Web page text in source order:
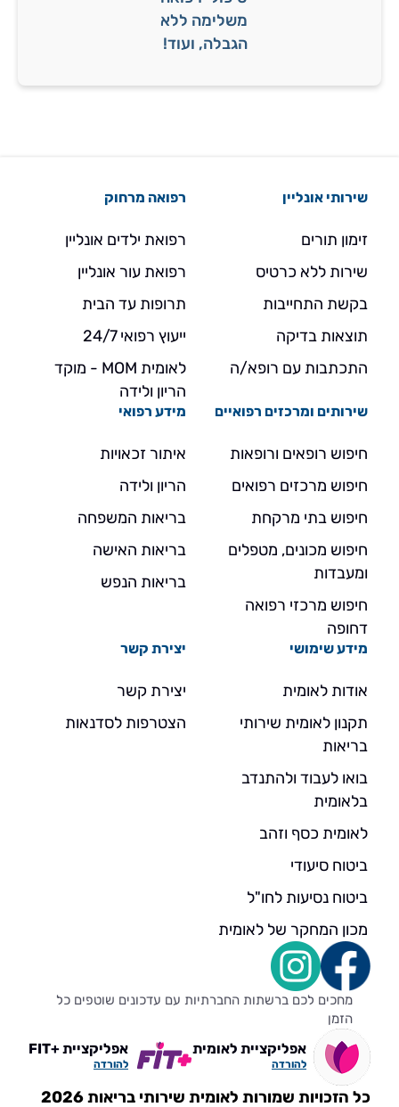
משלימה ללא
הגבלה, ועוד!
שירותי אונליין
זימון תורים
שירות ללא כרטיס
בקשת התחייבות
תוצאות בדיקה
התכתבות עם רופא/ה
רפואה מרחוק
רפואת ילדים אונליין
רפואת עור אונליין
תרופות עד הבית
ייעוץ רפואי 24/7
לאומית MOM - מוקד
הריון ולידה
שירותים ומרכזים רפואיים
חיפוש רופאים ורופאות
חיפוש מרכזים רפואים
חיפוש בתי מרקחת
חיפוש מכונים, מטפלים
ומעבדות
חיפוש מרכזי רפואה
דחופה
מידע רפואי
איתור זכאויות
הריון ולידה
בריאות המשפחה
בריאות האישה
בריאות הנפש
מידע שימושי
אודות לאומית
תקנון לאומית שירותי
בריאות
בואו לעבוד ולהתנדב
בלאומית
לאומית כסף וזהב
ביטוח סיעודי
ביטוח נסיעות לחו"ל
מכון המחקר של לאומית
יצירת קשר
יצירת קשר
הצטרפות לסדנאות
מחכים לכם ברשתות החברתיות עם עדכונים שוטפים כל
הזמן
אפליקציית לאומית
להורדה
אפליקציית +FIT
להורדה
כל הזכויות שמורות לאומית שירותי בריאות 2026